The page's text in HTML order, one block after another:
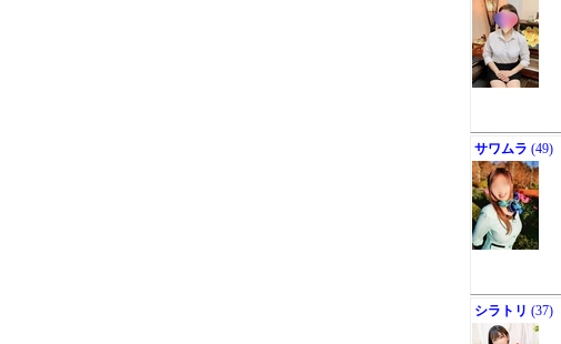
サワムラ (49)
シラトリ (37)